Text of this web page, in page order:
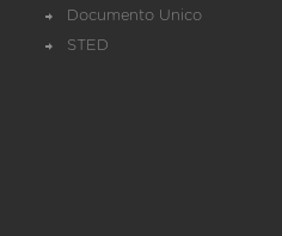
Documento Unico
STED